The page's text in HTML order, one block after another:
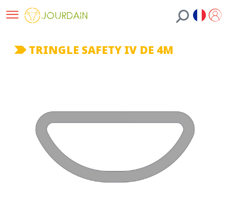
TRINGLE SAFETY IV DE 4M